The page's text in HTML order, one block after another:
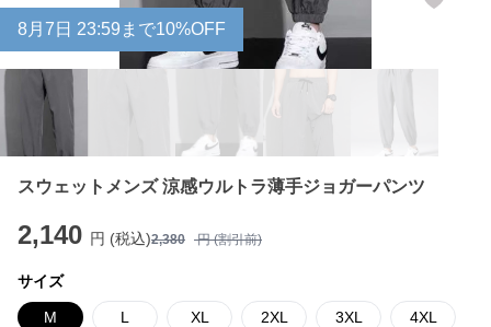
8月 7 日 23:59まで10%OFF
スウェットメンズ 涼感ウルトラ薄手ジョガーパンツ
2,140 円 (税込)2,380 円 (割引前)
サイズ
M L XL 2XL 3XL 4XL